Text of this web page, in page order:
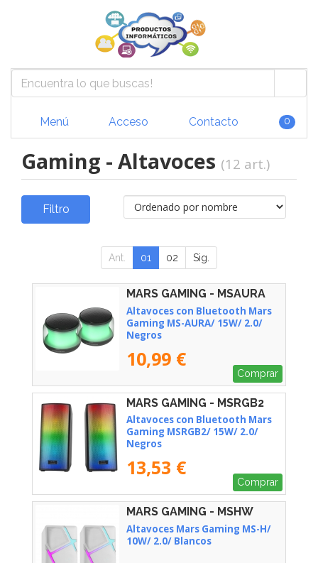
Menú Acceso Contacto 0
Gaming - Altavoces (12 art.)
Filtro
Ant. 01 02 Sig.
MARS GAMING - MSAURA
Altavoces con Bluetooth Mars
Gaming MS-AURA/ 15W/ 2.0/
Negros
10,99 €
Comprar
MARS GAMING - MSRGB2
Altavoces con Bluetooth Mars
Gaming MSRGB2/ 15W/ 2.0/
Negros
13,53 €
Comprar
MARS GAMING - MSHW
Altavoces Mars Gaming MS-H/
10W/ 2.0/ Blancos